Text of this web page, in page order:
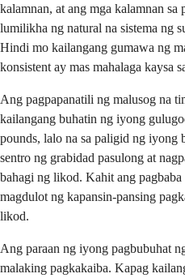
kalamnan, at ang mga kalamnan
lumilikha ng natural na sistema ng
Hindi mo kailangang gumawa ng
konsistent ay mas mahalaga kaysa
Ang pagpapanatili ng malusog na
kailangang buhatin ng iyong
pounds, lalo na sa paligid ng iyong
sentro ng grabidad pasulong at
bahagi ng likod. Kahit ang
magdulot ng kapansin-pansing
likod.
Ang paraan ng iyong pagbubuhat
malaking pagkakaiba. Kapag